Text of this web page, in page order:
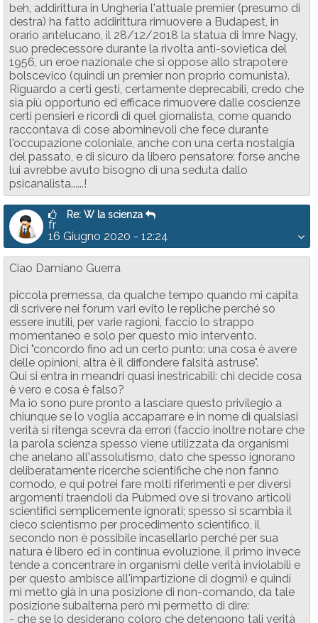
beh, addirittura in Ungheria l'attuale premier (presumo di
destra) ha fatto addirittura rimuovere a Budapest, in
orario antelucano, il 28/12/2018 la statua di Imre Nagy,
suo predecessore durante la rivolta anti-sovietica del
1956, un eroe nazionale che si oppose allo strapotere
bolscevico (quindi un premier non proprio comunista).
Riguardo a certi gesti, certamente deprecabili, credo che
sia più opportuno ed efficace rimuovere dalle coscienze
certi pensieri e ricordi di quel giornalista, come quando
raccontava di cose abominevoli che fece durante
l'occupazione coloniale, anche con una certa nostalgia
del passato, e di sicuro da libero pensatore: forse anche
lui avrebbe avuto bisogno di una seduta dallo
psicanalista......!
Re: W la scienza
fr
16 Giugno 2020 - 12:24
Ciao Damiano Guerra
piccola premessa, da qualche tempo quando mi capita
di scrivere nei forum vari evito le repliche perché so
essere inutili, per varie ragioni, faccio lo strappo
momentaneo e solo per questo mio intervento.
Dici "concordo fino ad un certo punto: una cosa è avere
delle opinioni, altra è il diffondere falsità astruse".
Qui si entra in meandri quasi inestricabili: chi decide cosa
è vero e cosa è falso?
Ma io sono pure pronto a lasciare questo privilegio a
chiunque se lo voglia accaparrare e in nome di qualsiasi
verità si ritenga scevra da errori (faccio inoltre notare che
la parola scienza spesso viene utilizzata da organismi
che anelano all'assolutismo, dato che spesso ignorano
deliberatamente ricerche scientifiche che non fanno
comodo, e qui potrei fare molti riferimenti e per diversi
argomenti traendoli da Pubmed ove si trovano articoli
scientifici semplicemente ignorati; spesso si scambia il
cieco scientismo per procedimento scientifico, il
secondo non è possibile incasellarlo perché per sua
natura è libero ed in continua evoluzione, il primo invece
tende a concentrare in organismi delle verità inviolabili e
per questo ambisce all'impartizione di dogmi) e quindi
mi metto già in una posizione di non-comando, da tale
posizione subalterna però mi permetto di dire:
- che se lo desiderano coloro che detengono tali verità